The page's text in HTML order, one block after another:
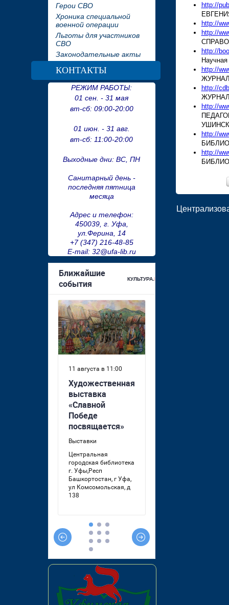
Герои СВО
Хроника специальной
военной операции
Льготы для участников
СВО
Законодательные акты
КОНТАКТЫ
РЕЖИМ РАБОТЫ:
01 сен. - 31 мая
вт-сб: 09:00-20:00
01 июн. - 31 авг.
вт-сб: 11:00-20:00
Выходные дни: ВС, ПН
Санитарный день -
последняя пятница
месяца
Адрес и телефон:
450039, г. Уфа,
ул.Ферина, 14
+7 (347) 216-48-85
E-mail: 32@ufa-lib.ru
http://
http://
http://
http://
http://
http://
http://
http://
http://